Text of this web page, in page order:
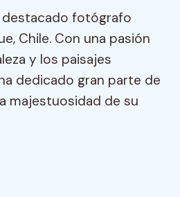
destacado fotógrafo
Chile. Con una pasión
y los paisajes
dedicado gran parte de
majestuosidad de su